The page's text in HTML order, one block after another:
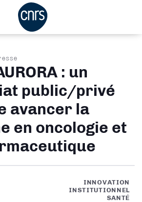
: un
public/privé
avancer la
en oncologie et
INNOVATION
INSTITUTIONNEL
SANTÉ